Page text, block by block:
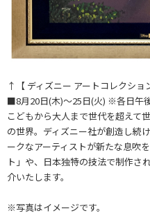
↑【 ディズニー アートコレクショ
■8月20日(木)～25日(火) ※各日午
こどもから大人まで世代を超えて
の世界。ディズニー社が創造し続
ークなアーティストが新たな息吹
ト」や、日本独特の技法で制作さ
介いたします。
※写真はイメージです。